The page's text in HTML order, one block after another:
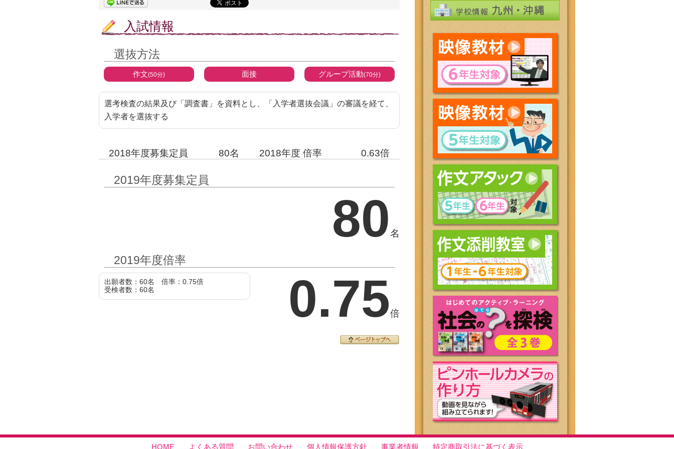
入試情報
選抜方法
作文(50分) 面接 グループ活動(70分)
選考検査の結果及び「調査書」を資料とし、「入学者選抜会議」の審議を経て、
入学者を選抜する
2018年度募集定員 80名 2018年度 倍率 0.63倍
2019年度募集定員
80名
2019年度倍率
出願者数：60名 倍率：0.75倍
受検者数：60名
0.75倍
HOME よくある質問 お問い合わせ 個人情報保護方針 事業者情報 特定商取引法に基づく表示